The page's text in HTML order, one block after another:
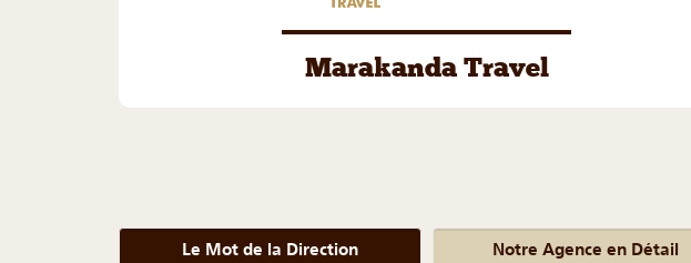
Marakanda Travel
Le Mot de la Direction Notre Agence en Détail